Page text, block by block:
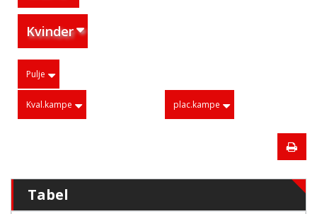
Kvinder
Pulje
Kval.kampe plac.kampe
Tabel